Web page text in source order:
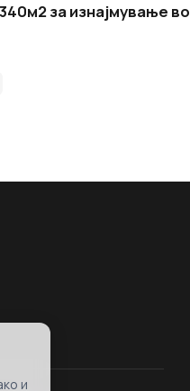
за изнајмување во
и